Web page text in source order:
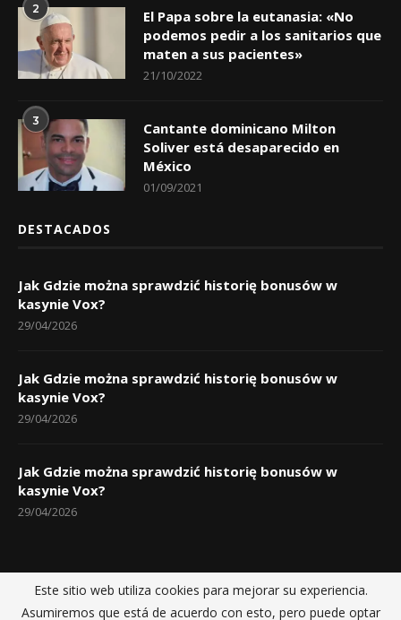
2
El Papa sobre la eutanasia: «No
podemos pedir a los sanitarios que
maten a sus pacientes»
21/10/2022
3
Cantante dominicano Milton
Soliver está desaparecido en
México
01/09/2021
DESTACADOS
Jak Gdzie można sprawdzić historię bonusów w
kasynie Vox?
29/04/2026
Jak Gdzie można sprawdzić historię bonusów w
kasynie Vox?
29/04/2026
Jak Gdzie można sprawdzić historię bonusów w
kasynie Vox?
29/04/2026
Inicio Políticas de privacidad Sobre nosotros Contactos
Este sitio web utiliza cookies para mejorar su experiencia.
Asumiremos que está de acuerdo con esto, pero puede optar